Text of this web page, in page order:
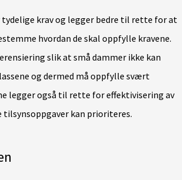
krav og legger bedre til rette for at
hvordan de skal oppfylle kravene.
slik at små dammer ikke kan
og dermed må oppfylle svært
legger også til rette for effektivisering av
tilsynsoppgaver kan prioriteres.